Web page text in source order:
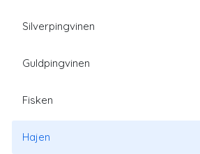
Silverpingvinen
Guldpingvinen
Fisken
Hajen